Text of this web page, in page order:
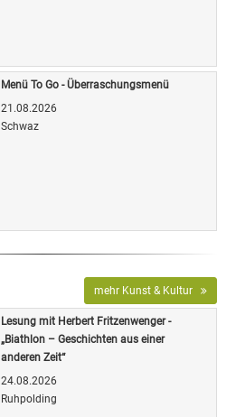
Menü To Go - Überraschungsmenü
21.08.2026
Schwaz
mehr Kunst & Kultur
Lesung mit Herbert Fritzenwenger -
„Biathlon – Geschichten aus einer
anderen Zeit“
24.08.2026
Ruhpolding